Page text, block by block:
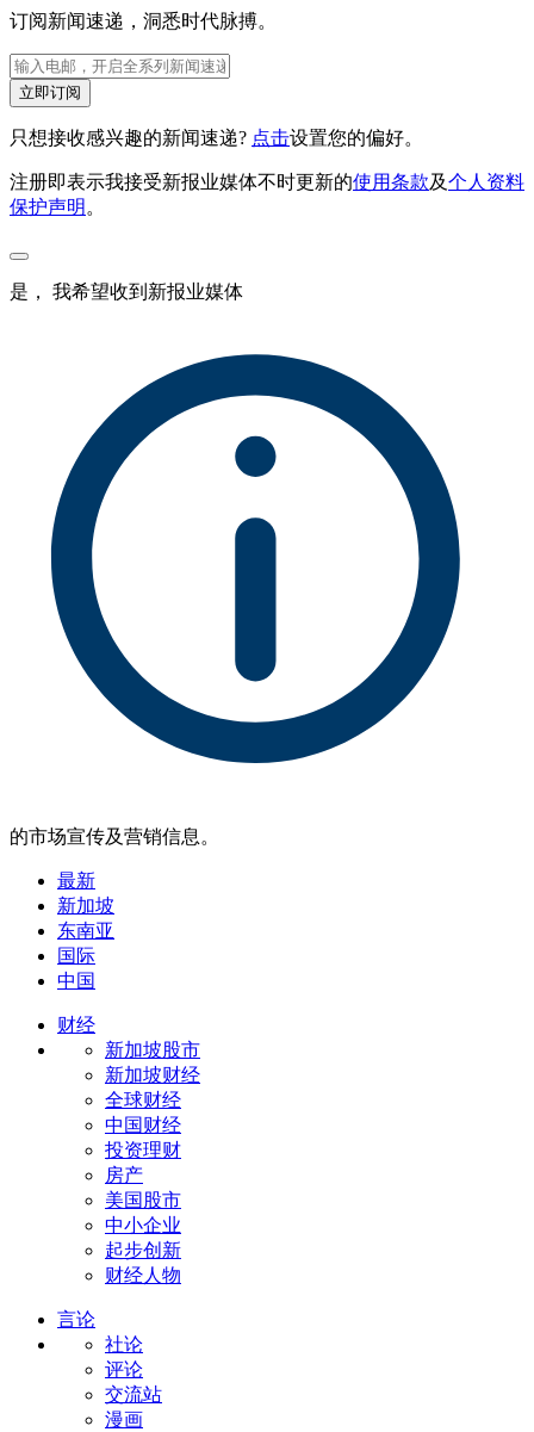
订阅新闻速递，洞悉时代脉搏。
立即订阅
只想接收感兴趣的新闻速递? 点击设置您的偏好。
注册即表示我接受新报业媒体不时更新的使用条款及个人资料
保护声明 。
是， 我希望收到新报业媒体
的市场宣传及营销信息。
最新
新加坡
东南亚
国际
中国
财经
新加坡股市
新加坡财经
全球财经
中国财经
投资理财
房产
美国股市
中小企业
起步创新
财经人物
言论
社论
评论
交流站
漫画